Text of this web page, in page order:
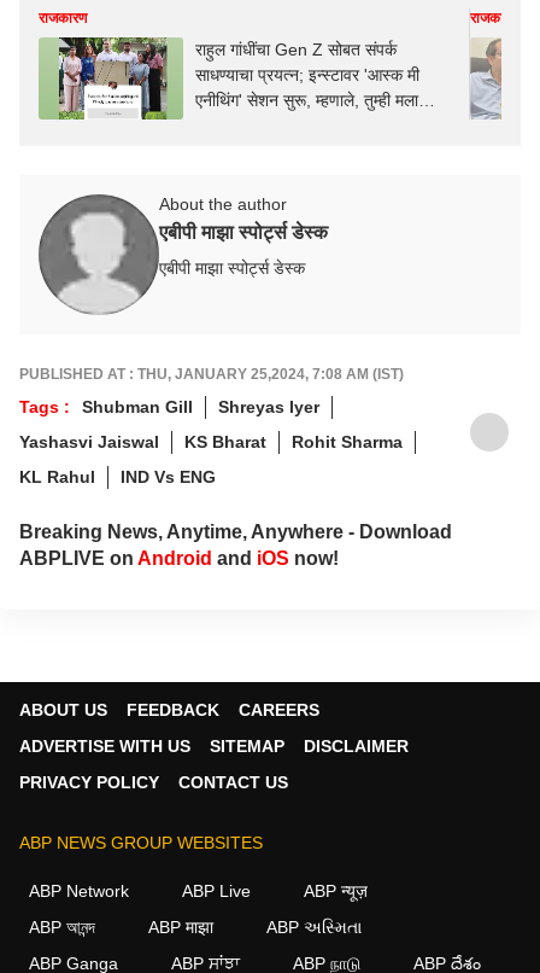
राजकारण
राहुल गांधींचा Gen Z सोबत संपर्क
साधण्याचा प्रयत्न; इन्स्टावर 'आस्क मी
एनीथिंग' सेशन सुरू, म्हणाले, तुम्ही मला
राजकारण
About the author
एबीपी माझा स्पोर्ट्स डेस्क
एबीपी माझा स्पोर्ट्स डेस्क
PUBLISHED AT : THU, JANUARY 25,2024, 7:08 AM (IST)
Tags : Shubman Gill
Shreyas Iyer
Yashasvi Jaiswal
KS Bharat
Rohit Sharma
KL Rahul
IND Vs ENG
Breaking News, Anytime, Anywhere - Download
ABPLIVE on Android and iOS now!
ABOUT US FEEDBACK
CAREERS
ADVERTISE WITH US
SITEMAP
DISCLAIMER
PRIVACY POLICY
CONTACT US
ABP NEWS GROUP WEBSITES
ABP Network ABP Live
ABP न्यूज़
ABP আনন্দ
ABP माझा
ABP અસ્મિતા
ABP Ganga
ABP ਸਾਂਝਾ ABP நாடு ABP దేశం